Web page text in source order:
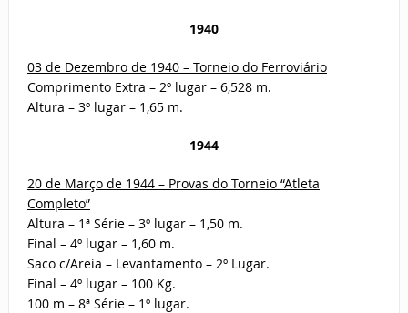
1940
03 de Dezembro de 1940 – Torneio do Ferroviário
Comprimento Extra – 2º lugar – 6,528 m.
Altura – 3º lugar – 1,65 m.
1944
20 de Março de 1944 – Provas do Torneio “Atleta
Completo”
Altura – 1ª Série – 3º lugar – 1,50 m.
Final – 4º lugar – 1,60 m.
Saco c/Areia – Levantamento – 2º Lugar.
Final – 4º lugar – 100 Kg.
100 m – 8ª Série – 1º lugar.